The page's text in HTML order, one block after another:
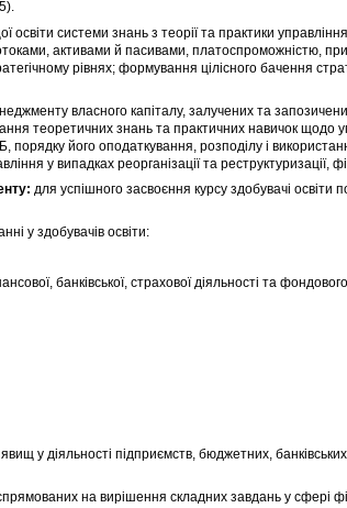
системи знань з теорії та практики управління
активами й пасивами, платоспроможністю,
рівнях; формування цілісного бачення
власного капіталу, залучених та
теоретичних знань та практичних навичок щодо
порядку його оподаткування, розподілу і
у випадках реорганізації та
для успішного засвоєння курсу здобувачі освіти
у здобувачів освіти:
банківської, страхової діяльності та
у діяльності підприємств, бюджетних,
на вирішення складних завдань у сфері